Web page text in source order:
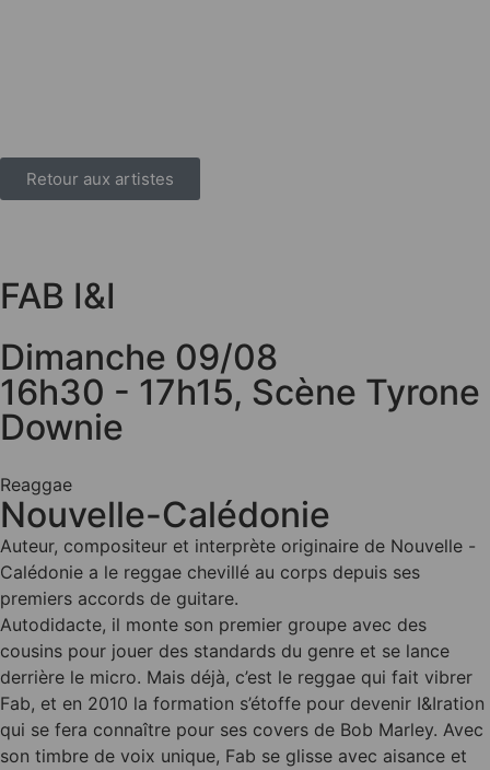
Retour aux artistes
FAB I&I
Dimanche 09/08
16h30 - 17h15, Scène Tyrone
Downie
Reaggae
Nouvelle-Calédonie
Auteur, compositeur et interprète originaire de Nouvelle -
Calédonie a le reggae chevillé au corps depuis ses
premiers accords de guitare.
Autodidacte, il monte son premier groupe avec des
cousins pour jouer des standards du genre et se lance
derrière le micro. Mais déjà, c’est le reggae qui fait vibrer
Fab, et en 2010 la formation s’étoffe pour devenir I&Iration
qui se fera connaître pour ses covers de Bob Marley. Avec
son timbre de voix unique, Fab se glisse avec aisance et